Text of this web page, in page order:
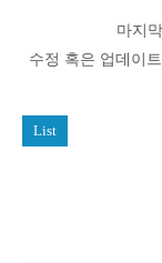
마지
수정 혹은 업데이
List